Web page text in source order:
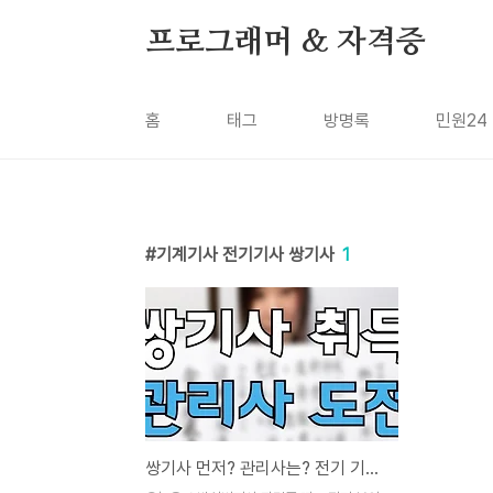
프로그래머 & 자격증
홈 태그 방명록 민원24
기계기사 전기기사 쌍기사 1
쌍기사 먼저? 관리사는? 전기 기계 기사라면 읽어보세요